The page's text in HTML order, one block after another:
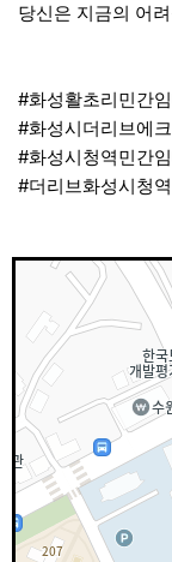
당신은 지금의 어
#화성활초리민간
#화성시더리브에
#화성시청역민간
#더리브화성시청역